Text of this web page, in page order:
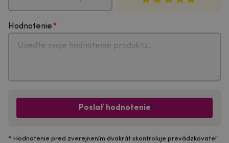
Hodnotenie
Poslať hodnotenie
* Hodnotenie pred zverejnením dvakrát skontroluje prevádzkovateľ